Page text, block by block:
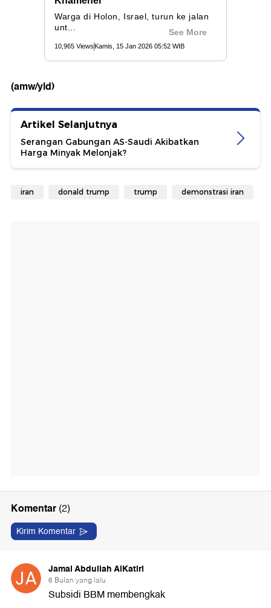
(amw/yld)
Artikel Selanjutnya
Serangan Gabungan AS-Saudi Akibatkan
Harga Minyak Melonjak?
iran donald trump trump demonstrasi iran